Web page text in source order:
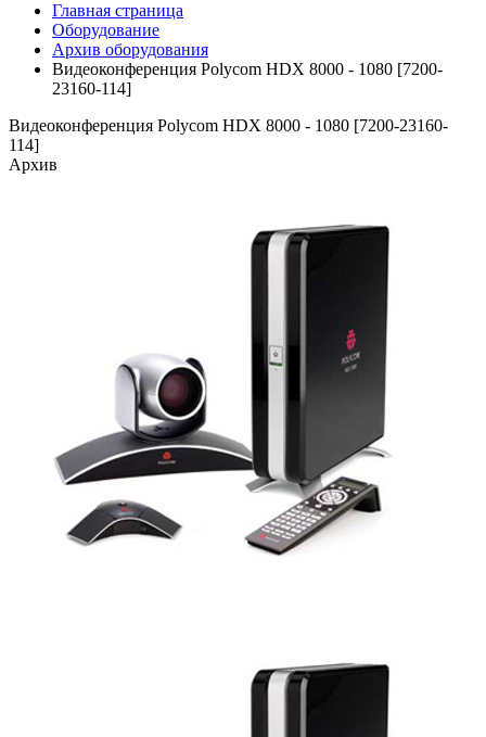
Главная страница
Оборудование
Архив оборудования
Видеоконференция Polycom HDX 8000 - 1080 [7200-
23160-114]
Видеоконференция Polycom HDX 8000 - 1080 [7200-23160-
114]
Архив